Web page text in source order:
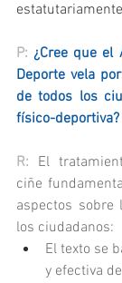
P: ¿Cree que el
Deporte vela
de todos los
físico-deportiva?
R: El
ciñe
aspectos
los ciudadanos:
El texto se
y efectiva